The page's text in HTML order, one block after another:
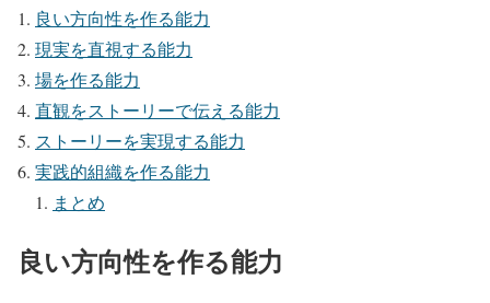
良い方向性を作る能力
現実を直視する能力
場を作る能力
直観をストーリーで伝える能力
ストーリーを実現する能力
実践的組織を作る能力
まとめ
良い方向性を作る能力